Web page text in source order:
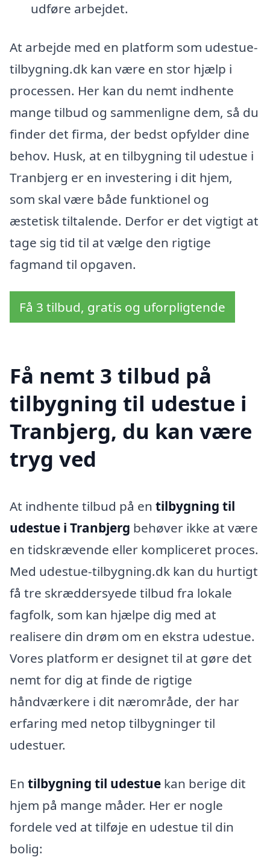
udføre arbejdet.
At arbejde med en platform som udestue-
tilbygning.dk kan være en stor hjælp i
processen. Her kan du nemt indhente
mange tilbud og sammenligne dem, så du
finder det firma, der bedst opfylder dine
behov. Husk, at en tilbygning til udestue i
Tranbjerg er en investering i dit hjem,
som skal være både funktionel og
æstetisk tiltalende. Derfor er det vigtigt at
tage sig tid til at vælge den rigtige
fagmand til opgaven.
Få 3 tilbud, gratis og uforpligtende
Få nemt 3 tilbud på
tilbygning til udestue i
Tranbjerg, du kan være
tryg ved
At indhente tilbud på en tilbygning til
udestue i Tranbjerg behøver ikke at være
en tidskrævende eller kompliceret proces.
Med udestue-tilbygning.dk kan du hurtigt
få tre skræddersyede tilbud fra lokale
fagfolk, som kan hjælpe dig med at
realisere din drøm om en ekstra udestue.
Vores platform er designet til at gøre det
nemt for dig at finde de rigtige
håndværkere i dit nærområde, der har
erfaring med netop tilbygninger til
udestuer.
En tilbygning til udestue kan berige dit
hjem på mange måder. Her er nogle
fordele ved at tilføje en udestue til din
bolig: